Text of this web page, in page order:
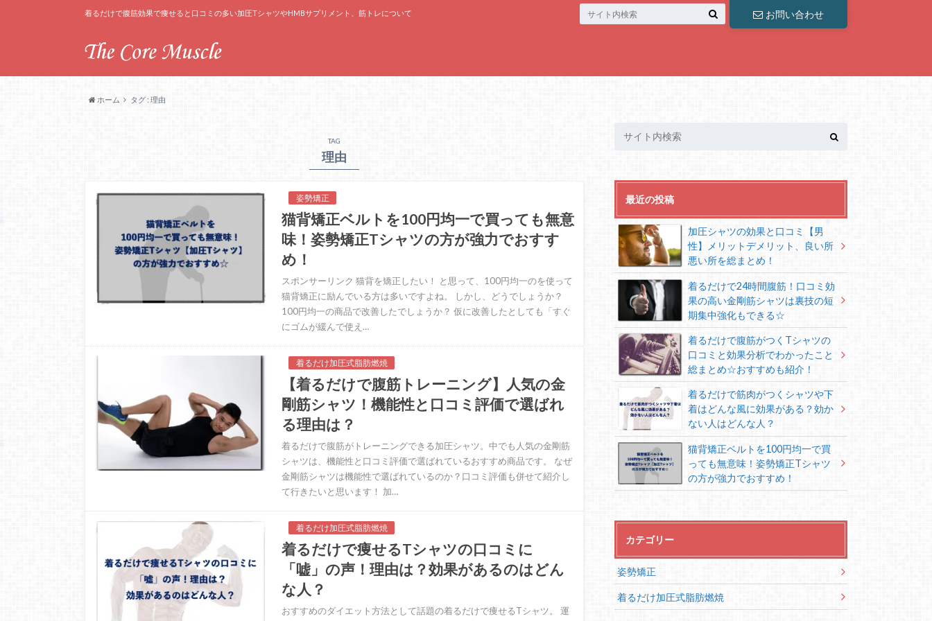
着るだけで腹筋効果で痩せると口コミの多い加圧TシャツやHMBサプリメント、筋トレについて お問い合わせ
ホーム タグ : 理由
TAG
理由
姿勢矯正
猫背矯正ベルトを100円均一で買っても無意
味！姿勢矯正Tシャツの方が強力でおすす
め！
スポンサーリンク 猫背を矯正したい！ と思って、100円均一のを使って
猫背矯正に励んでいる方は多いですよね。 しかし、どうでしょうか？
100円均一の商品で改善したでしょうか？ 仮に改善したとしても「すぐ
にゴムが緩んで使え…
着るだけ加圧式脂肪燃焼
【着るだけで腹筋トレーニング】人気の金
剛筋シャツ！機能性と口コミ評価で選ばれ
る理由は？
着るだけで腹筋がトレーニングできる加圧シャツ。中でも人気の金剛筋
シャツは、機能性と口コミ評価で選ばれているおすすめ商品です。 なぜ
金剛筋シャツは機能性で選ばれているのか？口コミ評価も併せて紹介し
て行きたいと思います！ 加…
着るだけ加圧式脂肪燃焼
着るだけで痩せるTシャツの口コミに
「嘘」の声！理由は？効果があるのはどん
な人？
おすすめのダイエット方法として話題の着るだけで痩せるTシャツ。 運
最近の投稿
加圧シャツの効果と口コミ【男
性】メリットデメリット、良い所
悪い所を総まとめ！
着るだけで24時間腹筋！口コミ効
果の高い金剛筋シャツは裏技の短
期集中強化もできる☆
着るだけで腹筋がつくTシャツの
口コミと効果分析でわかったこと
総まとめ☆おすすめも紹介！
着るだけで筋肉がつくシャツや下
着はどんな風に効果がある？効か
ない人はどんな人？
猫背矯正ベルトを100円均一で買
っても無意味！姿勢矯正Tシャツ
の方が強力でおすすめ！
カテゴリー
姿勢矯正
着るだけ加圧式脂肪燃焼